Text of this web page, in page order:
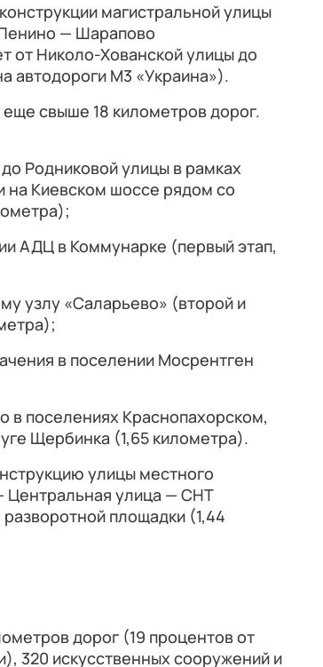
магистральной улицы
— Шарапово
от Николо-Хованской улицы до
автодороги М3 «Украина»).
свыше 18 километров дорог.
Родниковой улицы в рамках
на Киевском шоссе рядом со
АДЦ в Коммунарке (первый этап,
узлу «Саларьево» (второй и
в поселении Мосрентген
в поселениях Краснопахорском,
Щербинка (1,65 километра).
улицы местного
Центральная улица — СНТ
площадки (1,44
дорог (19 процентов от
320 искусственных сооружений и